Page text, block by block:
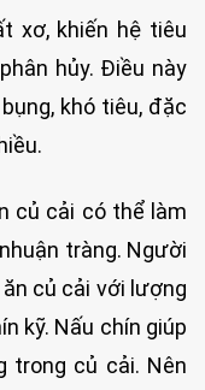
xơ, khiến hệ tiêu
hủy. Điều này
khó tiêu, đặc
củ cải có thể làm
tràng. Người
củ cải với lượng
kỹ. Nấu chín giúp
trong củ cải. Nên